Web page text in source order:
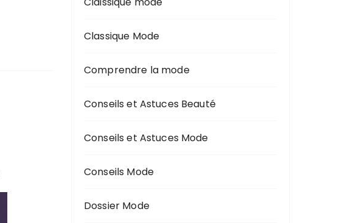
Classique Mode
Comprendre la mode
Conseils et Astuces Beauté
Conseils et Astuces Mode
Conseils Mode
Dossier Mode